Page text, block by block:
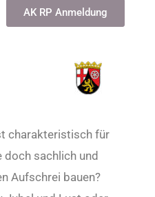
AK RP Anmeldung
charakteristisch für
doch sachlich und
Aufschrei bauen?